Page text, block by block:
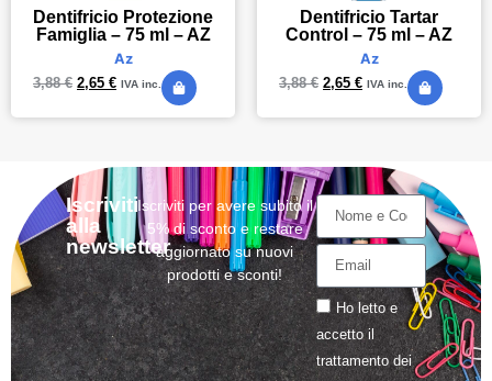
Dentifricio Protezione
Famiglia – 75 ml – AZ
Az
3,88€ 2,65 € IVA inc.
Dentifricio Tartar
Control – 75 ml – AZ
Az
3,88€ 2,65 € IVA inc.
Iscriviti
alla
newsletter
Iscriviti per avere subito il
5% di sconto e restare
aggiornato su nuovi
prodotti e sconti!
Ho letto e
accetto il
trattamentodei